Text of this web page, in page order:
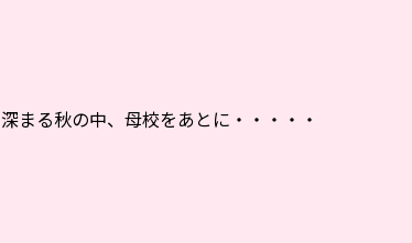
深まる秋の中、母校をあとに・・・・・